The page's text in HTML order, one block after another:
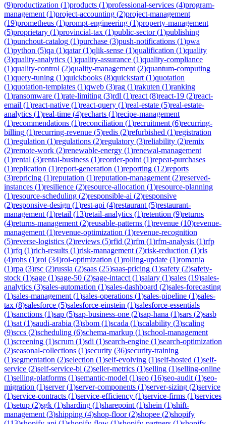
(9)productization (1)products (1)professional-services (4)program-
management (1)project-accounting (2)project-management
(19)prometheus (1)prompt-engineering (1)property-management
(5)proprietary (1)provincial-tax (1)public-sector(1)publishing
(1)punchout-catalog (1)purchase (3)push-notifications (1)pwa
(1)python (5)qa (1)qatar(1)qlik-sense (1)qualification (1)quality
(3)quality-analytics (1)quality-assurance (1)quality-compliance
(1)quality-control (2)quality-management (2)quantum-computing
(1)query-tuning (1)quickbooks (8)quickstart (1)quotation
(1)quotation-templates (1)qweb (3)rag (1)rakuten (1)ranking
(1)ransomware (1)rate-limiting (3)rdl (1)react (8)react-19 (2)react-
email (1)react-native (1)react-query (1)real-estate (5)real-estate-
analytics (1)real-time (4)recharts (1)recipe-management
(1)recommendations (1)reconciliation (1)recruitment (6)recurring-
billing (1)recurring-revenue (5)redis (2)refurbished (1)registration
(1)regulation (1)regulations (2)regulatory (3)reliability (2)remix
(2)remote-work (2)renewable-energy (1)renewal-management
(1)rental (3)rental-business (1)reorder-point (1)repeat-purchases
(1)replication (1)report-generation (1)reporting (12)reports
(3)repricing (1)reputation (1)reputation-management (2)reserved-
instances (1)resilience (2)resource-allocation (1)resource-planning
(1)resource-scheduling (2)responsible-ai (2)responsive
(2)responsive-design (1)rest-api (4)restaurant (5)restaurant-
management (1)retail (13)retail-analytics (1)retention (9)returns
(4)returns-management (2)reusable-patterns (1)revenue (10)revenue-
management (1)revenue-optimization (1)revenue-recognition
(5)reverse-logistics (2)reviews (5)rfid (2)rfm (1)rfm-analysis (1)rfp
(1)rfq (1)rich-results (1)risk-management (7)risk-reduction (1)rls
(4)rohs (1)roi (34)roi-optimization (1)rolling-update (1)romania
(1)rpa (3)rsc (2)russia (2)saas (25)saas-pricing (1)safety (2)safety-
stock (1)sage (1)sage-50 (2)sage-intacct (1)salary (1)sales (19)sales-
analytics (3)sales-automation (1)sales-dashboard (2)sales-forecasting
(1)sales-management (1)sales-operations (1)sales-pipeline (1)sales-
tax (8)salesforce (5)salesforce-einstein (1)salesforce-essentials
(1)sanctions (1)sap (5)sap-business-one (2)sap-hana (1)sars (2)sasb
(1)sat (1)saudi-arabia (3)sbom (1)scada (1)scalability (3)scaling
(9)sccs (2)scheduling (6)schema-markup (1)school-management
(1)screening (1)scrum (1)sdi (1)search-engine (1)search-optimization
(2)seasonal-collections (1)security (36)security-training
(1)segmentation (2)selection (1)self-evolving (1)self-hosted (1)self-
service (2)self-service-bi (2)seller-metrics (1)selling (1)selling-online
(1)selling-platforms (1)semantic-model (1)seo (16)seo-audit (1)seo-
migration (1)server(1)server-components (1)server-sizing (2)service
(1)service-contracts (1)service-efficiency (1)service-firms (1)services
(1)setup (2)sgk (1)sharding (1)sharepoint (1)shein (1)shift-
management (3)shipping (4)shop-floor(2)shopee (2)shopify